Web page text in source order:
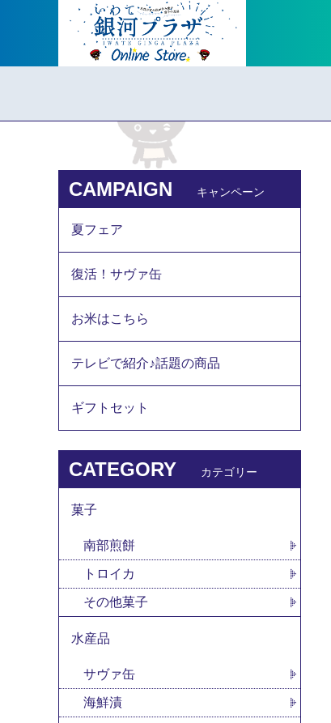
CAMPAIGN キャンペーン
夏フェア
復活！サヴァ缶
お米はこちら
テレビで紹介♪話題の商品
ギフトセット
CATEGORY カテゴリー
菓子
南部煎餅
トロイカ
その他菓子
水産品
サヴァ缶
海鮮漬